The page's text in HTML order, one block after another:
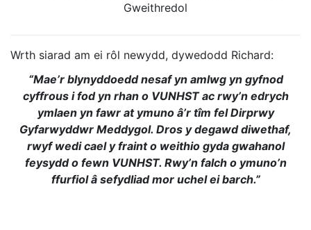
Gweithredol
Wrth siarad am ei rôl newydd, dywedodd Richard:
“Mae’r blynyddoedd nesaf yn amlwg yn gyfnod
cyffrous i fod yn rhan o VUNHST ac rwy’n edrych
ymlaen yn fawr at ymuno â’r tîm fel Dirprwy
Gyfarwyddwr Meddygol. Dros y degawd diwethaf,
rwyf wedi cael y fraint o weithio gyda gwahanol
feysydd o fewn VUNHST. Rwy’n falch o ymuno’n
ffurfiol â sefydliad mor uchel ei barch.”